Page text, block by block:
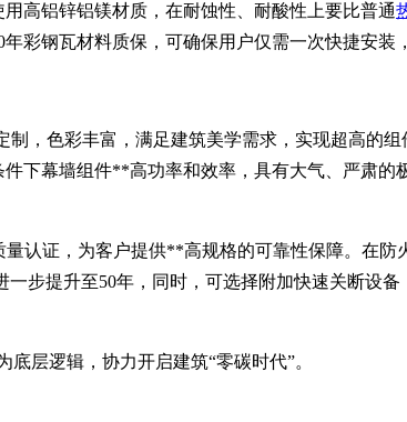
高铝锌铝镁材质，在耐蚀性、耐酸性上要比普通
彩钢瓦材料质保，可确保用户仅需一次快捷安装
，色彩丰富，满足建筑美学需求，实现超高的
下幕墙组件**高功率和效率，具有大气、严肃的
认证，为客户提供**高规格的可靠性保障。在
步提升至50年，同时，可选择附加快速关断设
层逻辑，协力开启建筑“零碳时代”。